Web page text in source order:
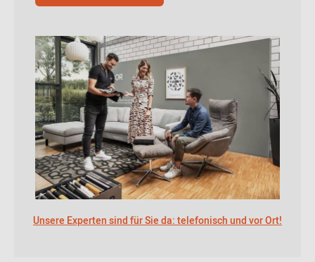
Unsere Experten sind für Sie da: telefonisch und vor Ort!